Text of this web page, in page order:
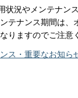
状況やメンテナン
テナンス期間は、
りますのでご注意
ス・重要なお知ら